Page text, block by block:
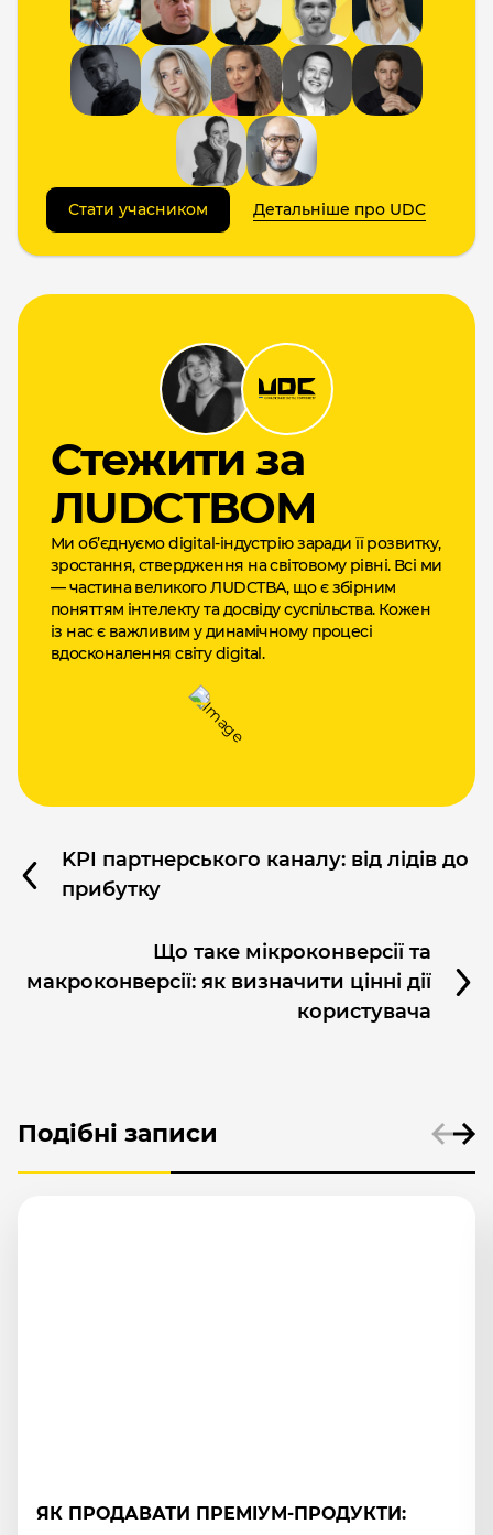
Стати учасником Детальніше про UDC
Cтежити за
ЛUDCТВОМ
Ми об’єднуємо digital-індустрію заради її розвитку,
зростання, ствердження на світовому рівні. Всі ми
— частина великого ЛUDCТВА, що є збірним
поняттям інтелекту та досвіду суспільства. Кожен
із нас є важливим у динамічному процесі
вдосконалення світу digital.
KPI партнерського каналу: від лідів до
прибутку
Що таке мікроконверсії та
макроконверсії: як визначити цінні дії
користувача
Подібні записи
ЯК ОФОРМИТИ СТОРІНКУ ПРОДУКТУ, ЩОБ